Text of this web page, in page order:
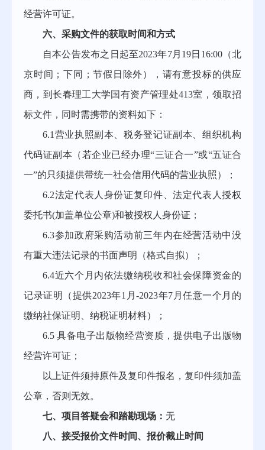
经营许可证。
六、采购文件的获取时间和方式
自本公告发布之日起至2023年7月 19日 16:00（北
京时间 ； 下同 ； 节假日除外），请有意投标的供应
商，到长春理工大学国有资产管理处413室，领取招
标文件，同时需携带的资料如下：
6.1营业执照副本、税务登记证副本、组织机构
代码证副本（若企业已经办理“三证合一”或“五证合
一”的只须提供带统一社会信用代码的营业执照）；
6.2法定代表人身份证复印件、法定代表人授权
委托书(加盖单位公章)和被授权人身份证；
6.3参加政府采购活动前三年内在经营活动中没
有重大违法记录的书面声明（格式自拟）；
6.4近六个月内依法缴纳税收和社会保障资金的
记录证明（提供2023年1 月-2023年7 月任意一个月的
缴纳社保证明、纳税证明材料）；
6.5 具备电子出版物经营资质，提供电子出版物
经营许可证；
以上证件须持原件及复印件报名，复印件须加盖
公章，否则无效。
七、项目答疑会和踏勘现场： 无
八、接受报价文件时间、报价截止时间